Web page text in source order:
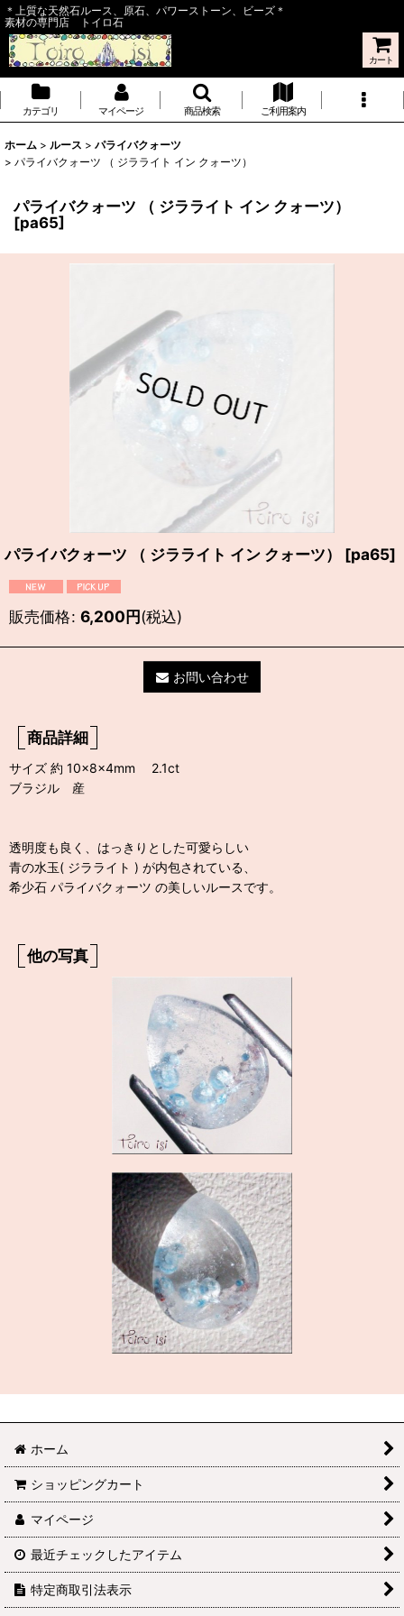
＊上質な天然石ルース、原石、パワーストーン、ビーズ＊
素材の専門店 トイロ石
カート
カテゴリ マイページ 商品検索 ご利用案内
ホーム > ルース > パライバクォーツ
> パライバクォーツ （ ジラライト イン クォーツ）
パライバクォーツ （ ジラライト イン クォーツ）
[pa65]
パライバクォーツ （ ジラライト イン クォーツ） [pa65]
販売価格: 6,200円(税込)
お問い合わせ
商品詳細
サイズ 約 10×8×4mm 2.1ct
ブラジル 産
透明度も良く、はっきりとした可愛らしい
青の水玉( ジラライト ) が内包されている、
希少石 パライバクォーツ の美しいルースです。
他の写真
ホーム
ショッピングカート
マイページ
最近チェックしたアイテム
特定商取引法表示